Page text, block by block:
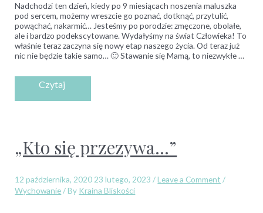
Nadchodzi ten dzień, kiedy po 9 miesiącach noszenia maluszka
pod sercem, możemy wreszcie go poznać, dotknąć, przytulić,
powąchać, nakarmić… Jesteśmy po porodzie: zmęczone, obolałe,
ale i bardzo podekscytowane. Wydałyśmy na świat Człowieka! To
właśnie teraz zaczyna się nowy etap naszego życia. Od teraz już
nic nie będzie takie samo… 🙂 Stawanie się Mamą, to niezwykłe …
„Kto się przezywa…”
12 października, 2020 23 lutego, 2023 /Leave a Comment /
Wychowanie/ By Kraina Bliskości